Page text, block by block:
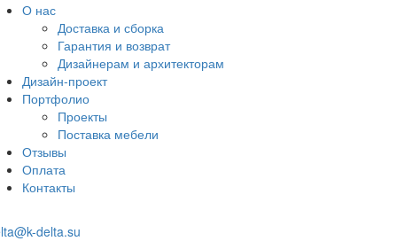
О нас
Доставка и сборка
Гарантия и возврат
Дизайнерам и архитекторам
Дизайн-проект
Портфолио
Проекты
Поставка мебели
Отзывы
Оплата
Контакты
delta.su